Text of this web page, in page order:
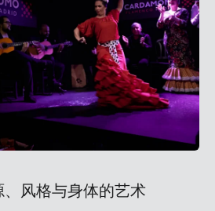
风格与身体的艺术